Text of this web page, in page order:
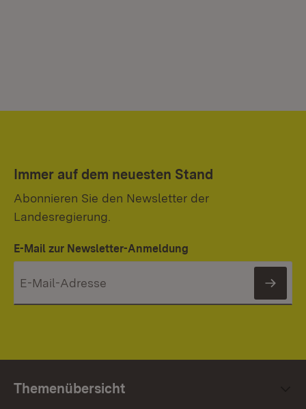
Immer auf dem neuesten Stand
Abonnieren Sie den Newsletter der
Landesregierung.
E-Mail zur Newsletter-Anmeldung
Themenübersicht